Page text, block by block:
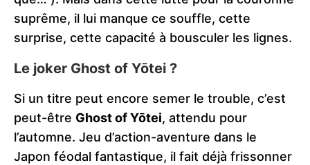
suprême, il lui manque ce souffle, cette
surprise, cette capacité à bousculer les lignes.
Le joker Ghost of Yōtei ?
Si un titre peut encore semer le trouble, c’est
peut-être Ghost of Yōtei, attendu pour
l’automne. Jeu d’action-aventure dans le
Japon féodal fantastique, il fait déjà frissonner